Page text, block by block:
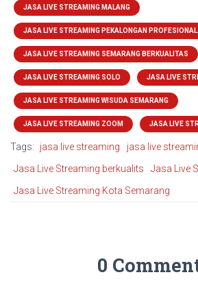
JASA LIVE STREAMING MALANG
JASA LIVE STREAMING PEKALONGAN PROFESIONAL
JASA LIVE STREAMING SEMARANG BERKUALITAS
JASA LIVE STREAMING SOLO JASA LIVE
JASA LIVE STREAMING WISUDA SEMARANG
JASA LIVE STREAMING ZOOM JASA LIVE
Tags: jasa live streaming
jasa live
Jasa Live Streaming berkualits
Jasa Live
Jasa Live Streaming Kota Semarang
0